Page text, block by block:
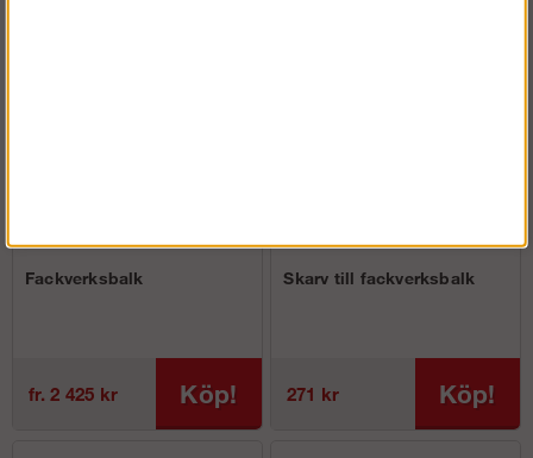
Fackverksbalk
fr. 2 425 kr Köp!
Skarv till fackverksbalk
271 kr Köp!